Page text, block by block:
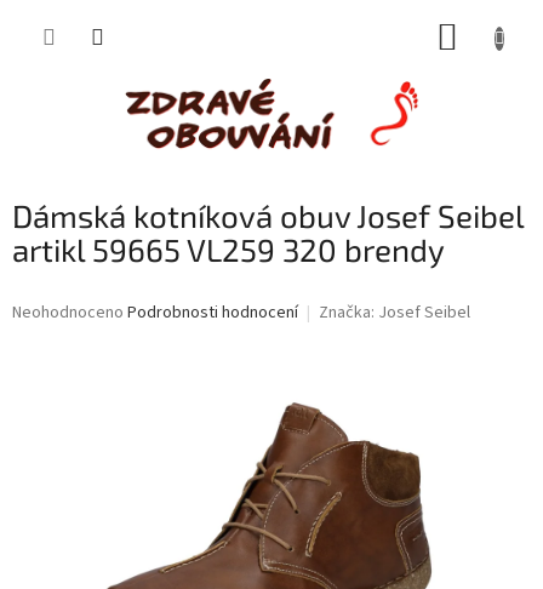
Dámská kotníková obuv Josef Seibel
artikl 59665 VL259 320 brendy
Průměrné
Neohodnoceno Podrobnosti hodnocení Značka: Josef Seibel